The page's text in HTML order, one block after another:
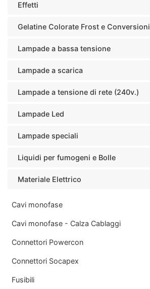
Effetti
Gelatine Colorate Frost e Conversioni
Lampade a bassa tensione
Lampade a scarica
Lampade a tensione di rete (240v.)
Lampade Led
Lampade speciali
Liquidi per fumogeni e Bolle
Materiale Elettrico
Cavi monofase
Cavi monofase - Calza Cablaggi
Connettori Powercon
Connettori Socapex
Fusibili